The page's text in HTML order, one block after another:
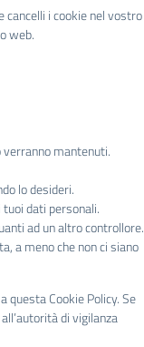
i cookie nel vostro
web.
verranno mantenuti.
lo desideri.
dati personali.
ad un altro controllore.
a meno che non ci siano
Cookie Policy. Se
di vigilanza